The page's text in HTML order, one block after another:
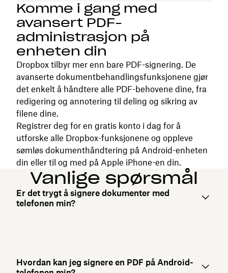
Komme i gang med
avansert PDF-
administrasjon på
enheten din
Dropbox tilbyr mer enn bare PDF-signering. De
avanserte dokumentbehandlingsfunksjonene gjør
det enkelt å håndtere alle PDF-behovene dine, fra
redigering og annotering til deling og sikring av
filene dine.
Registrer deg for en gratis konto i dag for å
utforske alle Dropbox-funksjonene og oppleve
sømløs dokumenthåndtering på Android-enheten
din eller til og med på Apple iPhone-en din.
Vanlige spørsmål
Er det trygt å signere dokumenter med
telefonen min?
Hvordan kan jeg signere en PDF på Android-